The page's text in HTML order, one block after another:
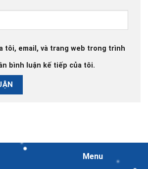
tôi, email, và trang web trong trình
bình luận kế tiếp của tôi.
Menu